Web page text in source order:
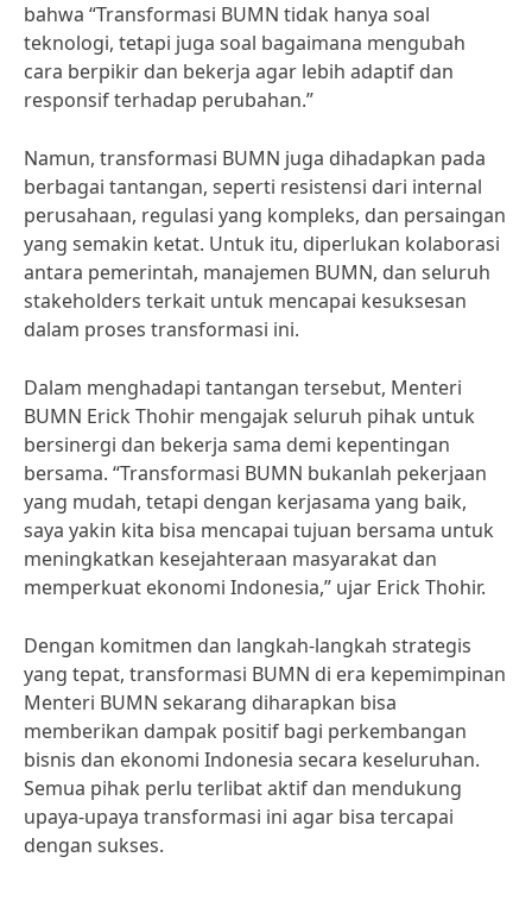
bahwa “Transformasi BUMN tidak hanya soal
teknologi, tetapi juga soal bagaimana mengubah
cara berpikir dan bekerja agar lebih adaptif dan
responsif terhadap perubahan.”
Namun, transformasi BUMN juga dihadapkan pada
berbagai tantangan, seperti resistensi dari internal
perusahaan, regulasi yang kompleks, dan persaingan
yang semakin ketat. Untuk itu, diperlukan kolaborasi
antara pemerintah, manajemen BUMN, dan seluruh
stakeholders terkait untuk mencapai kesuksesan
dalam proses transformasi ini.
Dalam menghadapi tantangan tersebut, Menteri
BUMN Erick Thohir mengajak seluruh pihak untuk
bersinergi dan bekerja sama demi kepentingan
bersama. “Transformasi BUMN bukanlah pekerjaan
yang mudah, tetapi dengan kerjasama yang baik,
saya yakin kita bisa mencapai tujuan bersama untuk
meningkatkan kesejahteraan masyarakat dan
memperkuat ekonomi Indonesia,” ujar Erick Thohir.
Dengan komitmen dan langkah-langkah strategis
yang tepat, transformasi BUMN di era kepemimpinan
Menteri BUMN sekarang diharapkan bisa
memberikan dampak positif bagi perkembangan
bisnis dan ekonomi Indonesia secara keseluruhan.
Semua pihak perlu terlibat aktif dan mendukung
upaya-upaya transformasi ini agar bisa tercapai
dengan sukses.